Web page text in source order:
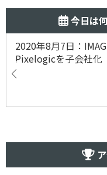
今日は
2020年8月7日：
Pixelogicを子会社化
ア